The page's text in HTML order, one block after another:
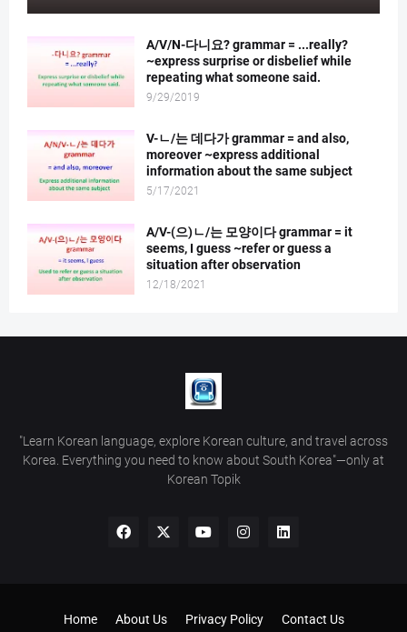
A/V/N-다니요? grammar = ...really?
~express surprise or disbelief while
repeating what someone said.
9/29/2019
V-ㄴ/는 데다가 grammar = and also,
moreover ~express additional
information about the same subject
5/17/2021
A/V-(으)ㄴ/는 모양이다 grammar = it
seems, I guess ~refer or guess a
situation after observation
12/18/2021
"Learn Korean language, explore Korean culture, and travel across
Korea. Everything you need to know about South Korea"—only at
Korean Topik
Home About Us Privacy Policy Contact Us